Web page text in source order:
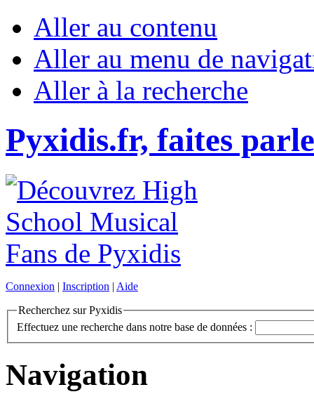
Aller au contenu
Aller au menu de
Aller à la recherche
Pyxidis.fr, faites
Connexion | Inscription | Aide
Recherchez sur Pyxidis
Effectuez une recherche dans notre base de données :
Navigation